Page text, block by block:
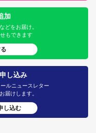
加
どをお届け。
もできます
し込み
ルニュースレター
届けします。
し込む